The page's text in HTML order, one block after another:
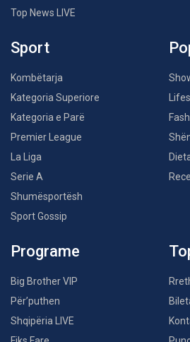
Top News LIVE
Sport
Kombëtarja
Kategoria Superiore
Kategoria e Parë
Premier League
La Liga
Serie A
Shumësportësh
Sport Gossip
Programe
Big Brother VIP
Për’puthen
Shqipëria LIVE